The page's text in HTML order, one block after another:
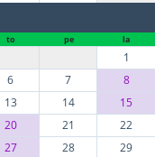
to pe la
1
6 7
8
13 14
15
20 21
22
27 28
29